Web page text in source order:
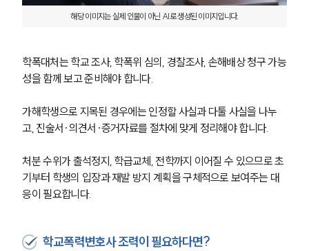
해당 이미지는 실제 인물이 아닌 AI로 생성된 이미지입니다.
학폭대처는 학교 조사, 학폭위 심의, 경찰조사, 손해배상 청구 가능
성을 함께 보고 준비해야 합니다.
가해학생으로 지목된 경우에는 인정할 사실과 다툴 사실을 나누
고, 진술서·의견서·증거자료를 절차에 맞게 정리해야 합니다.
처분 수위가 출석정지, 학급교체, 전학까지 이어질 수 있으므로 초
기부터 학생의 입장과 재발 방지 계획을 구체적으로 보여주는 대
응이 필요합니다.
학교폭력변호사 조력이 필요하다면?